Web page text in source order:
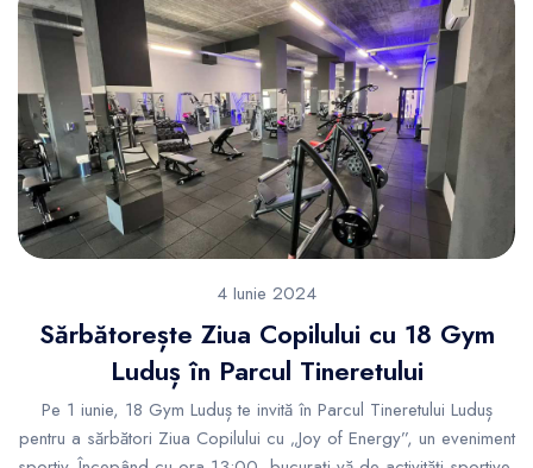
4 Iunie 2024
Sărbătorește Ziua Copilului cu 18 Gym
Luduș în Parcul Tineretului
Pe 1 iunie, 18 Gym Luduș te invită în Parcul Tineretului Luduș
pentru a sărbători Ziua Copilului cu „Joy of Energy”, un eveniment